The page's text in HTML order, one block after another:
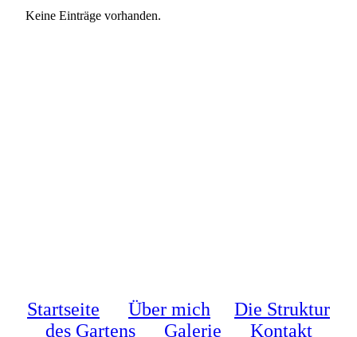
Keine Einträge vorhanden.
Startseite Über mich
Die Struktur
des Gartens
Galerie Kontakt